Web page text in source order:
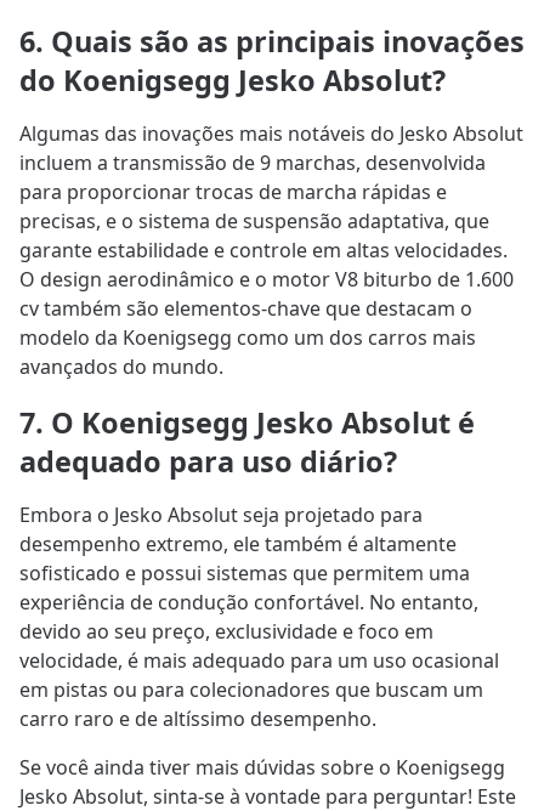
6. Quais são as principais inovações
do Koenigsegg Jesko Absolut?
Algumas das inovações mais notáveis do Jesko Absolut
incluem a transmissão de 9 marchas, desenvolvida
para proporcionar trocas de marcha rápidas e
precisas, e o sistema de suspensão adaptativa, que
garante estabilidade e controle em altas velocidades.
O design aerodinâmico e o motor V8 biturbo de 1.600
cv também são elementos-chave que destacam o
modelo da Koenigsegg como um dos carros mais
avançados do mundo.
7. O Koenigsegg Jesko Absolut é
adequado para uso diário?
Embora o Jesko Absolut seja projetado para
desempenho extremo, ele também é altamente
sofisticado e possui sistemas que permitem uma
experiência de condução confortável. No entanto,
devido ao seu preço, exclusividade e foco em
velocidade, é mais adequado para um uso ocasional
em pistas ou para colecionadores que buscam um
carro raro e de altíssimo desempenho.
Se você ainda tiver mais dúvidas sobre o Koenigsegg
Jesko Absolut, sinta-se à vontade para perguntar! Este